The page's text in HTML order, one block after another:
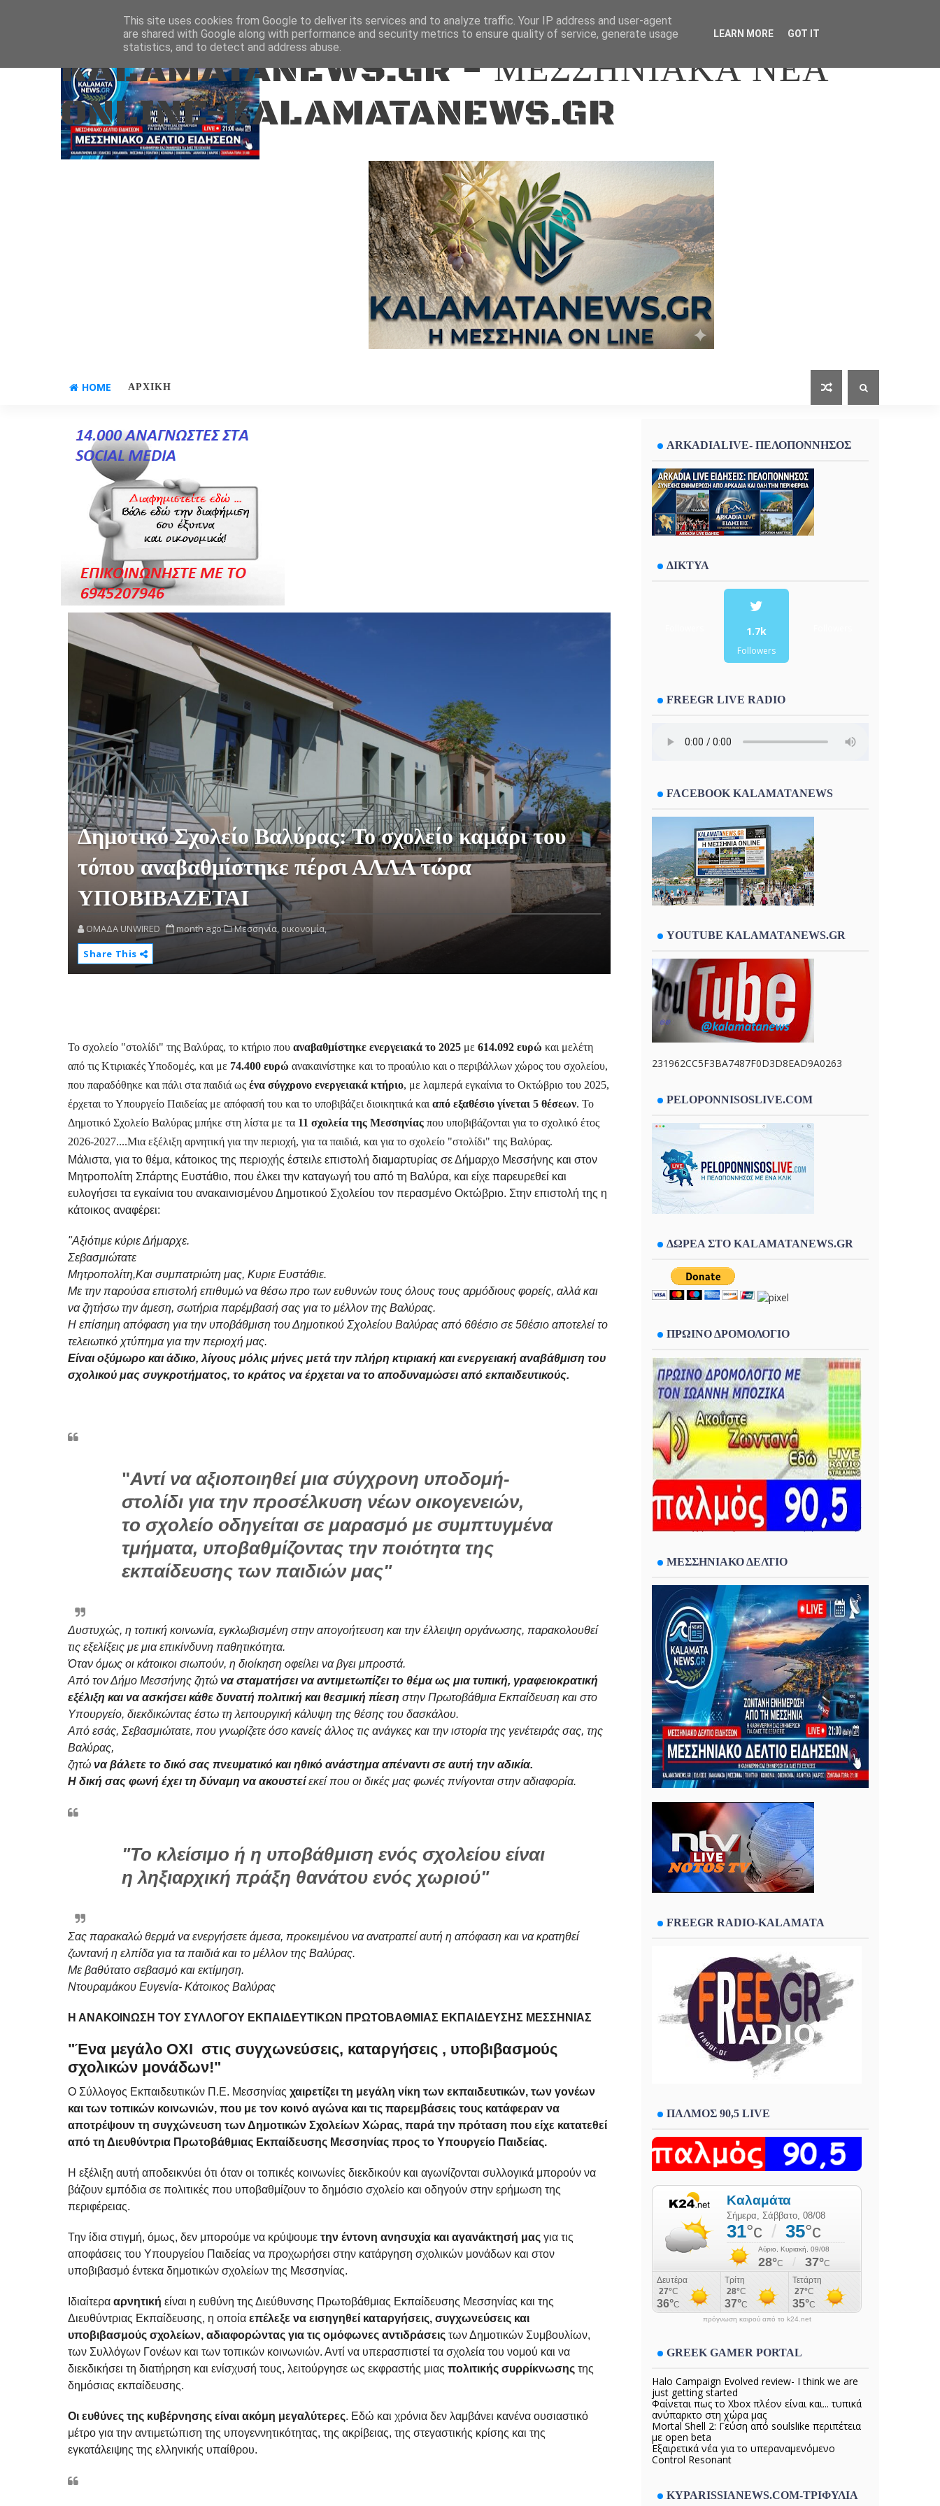
Aug 8, 2026
KALAMATANEWS.GR - ΜΕΣΣΗΝΙΑΚΑ ΝΕΑ
ONLINE-KALAMATANEWS.GR
HOME ΑΡΧΙΚΗ
Δημοτικό Σχολείο Βαλύρας: Το σχολείο καμάρι του
τόπου αναβαθμίστηκε πέρσι ΑΛΛΑ τώρα
ΥΠΟΒΙΒΑΖΕΤΑΙ
OMAΔΑ UNWIRED month ago Μεσσηνία, οικονομία,
Share This
Το σχολείο "στολίδι" της Βαλύρας, το κτήριο που αναβαθμίστηκε ενεργειακά το 2025 με 614.092 ευρώ και μελέτη
από τις Κτιριακές Υποδομές, και με 74.400 ευρώ ανακαινίστηκε και το προαύλιο και ο περιβάλλων χώρος του σχολείου,
που παραδόθηκε και πάλι στα παιδιά ως ένα σύγχρονο ενεργειακά κτήριο, με λαμπερά εγκαίνια το Οκτώβριο του 2025,
έρχεται το Υπουργείο Παιδείας με απόφασή του και το υποβιβάζει διοικητικά και από εξαθέσιο γίνεται 5 θέσεων. Το
Δημοτικό Σχολείο Βαλύρας μπήκε στη λίστα με τα 11 σχολεία της Μεσσηνίας που υποβιβάζονται για το σχολικό έτος
2026-2027....Μια εξέλιξη αρνητική για την περιοχή, για τα παιδιά, και για το σχολείο "στολίδι" της Βαλύρας.
Μάλιστα, για το θέμα, κάτοικος της περιοχής έστειλε επιστολή διαμαρτυρίας σε Δήμαρχο Μεσσήνης και στον
Μητροπολίτη Σπάρτης Ευστάθιο, που έλκει την καταγωγή του από τη Βαλύρα, και είχε παρευρεθεί και
ευλογήσει τα εγκαίνια του ανακαινισμένου Δημοτικού Σχολείου τον περασμένο Οκτώβριο. Στην επιστολή της η
κάτοικος αναφέρει:
"Αξιότιμε κύριε Δήμαρχε.
Σεβασμιώτατε
Μητροπολίτη,Και συμπατριώτη μας, Κυριε Ευστάθιε.
Με την παρούσα επιστολή επιθυμώ να θέσω προ των ευθυνών τους όλους τους αρμόδιους φορείς, αλλά και
να ζητήσω την άμεση, σωτήρια παρέμβασή σας για το μέλλον της Βαλύρας.
Η επίσημη απόφαση για την υποβάθμιση του Δημοτικού Σχολείου Βαλύρας από 6θέσιο σε 5θέσιο αποτελεί το
τελειωτικό χτύπημα για την περιοχή μας.
Είναι οξύμωρο και άδικο, λίγους μόλις μήνες μετά την πλήρη κτιριακή και ενεργειακή αναβάθμιση του
σχολικού μας συγκροτήματος, το κράτος να έρχεται να το αποδυναμώσει από εκπαιδευτικούς.
"Αντί να αξιοποιηθεί μια σύγχρονη υποδομή-
στολίδι για την προσέλκυση νέων οικογενειών,
το σχολείο οδηγείται σε μαρασμό με συμπτυγμένα
τμήματα, υποβαθμίζοντας την ποιότητα της
εκπαίδευσης των παιδιών μας"
Δυστυχώς, η τοπική κοινωνία, εγκλωβισμένη στην απογοήτευση και την έλλειψη οργάνωσης, παρακολουθεί
τις εξελίξεις με μια επικίνδυνη παθητικότητα.
Όταν όμως οι κάτοικοι σιωπούν, η διοίκηση οφείλει να βγει μπροστά.
Από τον Δήμο Μεσσήνης ζητώ να σταματήσει να αντιμετωπίζει το θέμα ως μια τυπική, γραφειοκρατική
εξέλιξη και να ασκήσει κάθε δυνατή πολιτική και θεσμική πίεση στην Πρωτοβάθμια Εκπαίδευση και στο
Υπουργείο, διεκδικώντας έστω τη λειτουργική κάλυψη της θέσης του δασκάλου.
Από εσάς, Σεβασμιώτατε, που γνωρίζετε όσο κανείς άλλος τις ανάγκες και την ιστορία της γενέτειράς σας, της
Βαλύρας,
ζητώ να βάλετε το δικό σας πνευματικό και ηθικό ανάστημα απέναντι σε αυτή την αδικία.
Η δική σας φωνή έχει τη δύναμη να ακουστείεκεί που οι δικές μας φωνές πνίγονται στην αδιαφορία.
"Το κλείσιμο ή η υποβάθμιση ενός σχολείου είναι
η ληξιαρχική πράξη θανάτου ενός χωριού"
Σας παρακαλώ θερμά να ενεργήσετε άμεσα, προκειμένου να ανατραπεί αυτή η απόφαση και να κρατηθεί
ζωντανή η ελπίδα για τα παιδιά και το μέλλον της Βαλύρας.
Με βαθύτατο σεβασμό και εκτίμηση.
Ντουραμάκου Ευγενία- Κάτοικος Βαλύρας
Η ΑΝΑΚΟΙΝΩΣΗ ΤΟΥ ΣΥΛΛΟΓΟΥ ΕΚΠΑΙΔΕΥΤΙΚΩΝ ΠΡΩΤΟΒΑΘΜΙΑΣ ΕΚΠΑΙΔΕΥΣΗΣ ΜΕΣΣΗΝΙΑΣ
"Ένα μεγάλο ΟΧΙ στις συγχωνεύσεις, καταργήσεις , υποβιβασμούς
σχολικών μονάδων!"
Ο Σύλλογος Εκπαιδευτικών Π.Ε. Μεσσηνίας χαιρετίζει τη μεγάλη νίκη των εκπαιδευτικών, των γονέων
και των τοπικών κοινωνιών, που με τον κοινό αγώνα και τις παρεμβάσεις τους κατάφεραν να
αποτρέψουν τη συγχώνευση των Δημοτικών Σχολείων Χώρας, παρά την πρόταση που είχε κατατεθεί
από τη Διευθύντρια Πρωτοβάθμιας Εκπαίδευσης Μεσσηνίας προς το Υπουργείο Παιδείας.
Η εξέλιξη αυτή αποδεικνύει ότι όταν οι τοπικές κοινωνίες διεκδικούν και αγωνίζονται συλλογικά μπορούν να
βάζουν εμπόδια σε πολιτικές που υποβαθμίζουν το δημόσιο σχολείο και οδηγούν στην ερήμωση της
περιφέρειας.
Την ίδια στιγμή, όμως, δεν μπορούμε να κρύψουμε την έντονη ανησυχία και αγανάκτησή μας για τις
αποφάσεις του Υπουργείου Παιδείας να προχωρήσει στην κατάργηση σχολικών μονάδων και στον
υποβιβασμό έντεκα δημοτικών σχολείων της Μεσσηνίας.
Ιδιαίτερα αρνητική είναι η ευθύνη της Διεύθυνσης Πρωτοβάθμιας Εκπαίδευσης Μεσσηνίας και της
Διευθύντριας Εκπαίδευσης, η οποία επέλεξε να εισηγηθεί καταργήσεις, συγχωνεύσεις και
υποβιβασμούς σχολείων, αδιαφορώντας για τις ομόφωνες αντιδράσεις των Δημοτικών Συμβουλίων,
των Συλλόγων Γονέων και των τοπικών κοινωνιών. Αντί να υπερασπιστεί τα σχολεία του νομού και να
διεκδικήσει τη διατήρηση και ενίσχυσή τους, λειτούργησε ως εκφραστής μιας πολιτικής συρρίκνωσης της
δημόσιας εκπαίδευσης.
Οι ευθύνες της κυβέρνησης είναι ακόμη μεγαλύτερες. Εδώ και χρόνια δεν λαμβάνει κανένα ουσιαστικό
μέτρο για την αντιμετώπιση της υπογεννητικότητας, της ακρίβειας, της στεγαστικής κρίσης και της
εγκατάλειψης της ελληνικής υπαίθρου.
ARKADIALIVE- ΠΕΛΟΠΟΝΝΗΣΟΣ
ΔΙΚΤΥΑ
1.7k
Followers
FREEGR LIVE RADIO
FACEBOOK KALAMATANEWS
YOUTUBE KALAMATANEWS.GR
231962CC5F3BA7487F0D3D8EAD9A0263
PELOPONNISOSLIVE.COM
ΔΩΡΕΑ ΣΤΟ KALAMATANEWS.GR
ΠΡΩΙΝΟ ΔΡΟΜΟΛΟΓΙΟ
ΜΕΣΣΗΝΙΑΚΟ ΔΕΛΤΙΟ
FREEGR RADIO-KALAMATA
ΠΑΛΜΟΣ 90,5 LIVE
πρόγνωση καιρού από το k24.net
GREEK GAMER PORTAL
Halo Campaign Evolved review- I think we are
just getting started
Φαίνεται πως το Xbox πλέον είναι και... τυπικά
ανύπαρκτο στη χώρα μας
Mortal Shell 2: Γεύση από soulslike περιπέτεια
με open beta
Εξαιρετικά νέα για το υπεραναμενόμενο
Control Resonant
KYPARISSIANEWS.COM-ΤΡΙΦΥΛΙΑ
This site uses cookies from Google to deliver its services and to analyze traffic. Your IP address and user-agent
are shared with Google along with performance and security metrics to ensure quality of service, generate usage
statistics, and to detect and address abuse.
LEARN MORE GOT IT